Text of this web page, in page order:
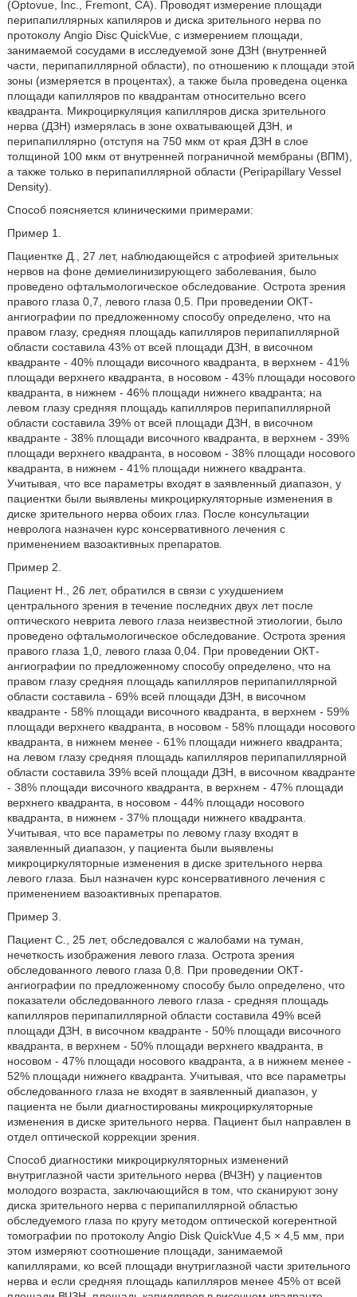
(Optovue, Inc., Fremont, CA). Проводят измерение площади
перипапиллярных капиляров и диска зрительного нерва по
протоколу Angio Disc QuickVue, с измерением площади,
занимаемой сосудами в исследуемой зоне ДЗН (внутренней
части, перипапиллярной области), по отношению к площади этой
зоны (измеряется в процентах), а также была проведена оценка
площади капилляров по квадрантам относительно всего
квадранта. Микроциркуляция капилляров диска зрительного
нерва (ДЗН) измерялась в зоне охватывающей ДЗН, и
перипапиллярно (отступя на 750 мкм от края ДЗН в слое
толщиной 100 мкм от внутренней пограничной мембраны (ВПМ),
а также только в перипапиллярной области (Peripapillary Vessel
Density).
Способ поясняется клиническими примерами:
Пример 1.
Пациентке Д., 27 лет, наблюдающейся с атрофией зрительных
нервов на фоне демиелинизирующего заболевания, было
проведено офтальмологическое обследование. Острота зрения
правого глаза 0,7, левого глаза 0,5. При проведении ОКТ-
ангиографии по предложенному способу определено, что на
правом глазу, средняя площадь капилляров перипапиллярной
области составила 43% от всей площади ДЗН, в височном
квадранте - 40% площади височного квадранта, в верхнем - 41%
площади верхнего квадранта, в носовом - 43% площади носового
квадранта, в нижнем - 46% площади нижнего квадранта; на
левом глазу средняя площадь капилляров перипапиллярной
области составила 39% от всей площади ДЗН, в височном
квадранте - 38% площади височного квадранта, в верхнем - 39%
площади верхнего квадранта, в носовом - 38% площади носового
квадранта, в нижнем - 41% площади нижнего квадранта.
Учитывая, что все параметры входят в заявленный диапазон, у
пациентки были выявлены микроциркуляторные изменения в
диске зрительного нерва обоих глаз. После консультации
невролога назначен курс консервативного лечения с
применением вазоактивных препаратов.
Пример 2.
Пациент Н., 26 лет, обратился в связи с ухудшением
центрального зрения в течение последних двух лет после
оптического неврита левого глаза неизвестной этиологии, было
проведено офтальмологическое обследование. Острота зрения
правого глаза 1,0, левого глаза 0,04. При проведении ОКТ-
ангиографии по предложенному способу определено, что на
правом глазу средняя площадь капилляров перипапиллярной
области составила - 69% всей площади ДЗН, в височном
квадранте - 58% площади височного квадранта, в верхнем - 59%
площади верхнего квадранта, в носовом - 58% площади носового
квадранта, в нижнем менее - 61% площади нижнего квадранта;
на левом глазу средняя площадь капилляров перипапиллярной
области составила 39% всей площади ДЗН, в височном квадранте
- 38% площади височного квадранта, в верхнем - 47% площади
верхнего квадранта, в носовом - 44% площади носового
квадранта, в нижнем - 37% площади нижнего квадранта.
Учитывая, что все параметры по левому глазу входят в
заявленный диапазон, у пациента были выявлены
микроциркуляторные изменения в диске зрительного нерва
левого глаза. Был назначен курс консервативного лечения с
применением вазоактивных препаратов.
Пример 3.
Пациент С., 25 лет, обследовался с жалобами на туман,
нечеткость изображения левого глаза. Острота зрения
обследованного левого глаза 0,8. При проведении ОКТ-
ангиографии по предложенному способу было определено, что
показатели обследованного левого глаза - средняя площадь
капилляров перипапиллярной области составила 49% всей
площади ДЗН, в височном квадранте - 50% площади височного
квадранта, в верхнем - 50% площади верхнего квадранта, в
носовом - 47% площади носового квадранта, а в нижнем менее -
52% площади нижнего квадранта. Учитывая, что все параметры
обследованного глаза не входят в заявленный диапазон, у
пациента не были диагностированы микроциркуляторные
изменения в диске зрительного нерва. Пациент был направлен в
отдел оптической коррекции зрения.
Способ диагностики микроциркуляторных изменений
внутриглазной части зрительного нерва (ВЧЗН) у пациентов
молодого возраста, заключающийся в том, что сканируют зону
диска зрительного нерва с перипапиллярной областью
обследуемого глаза по кругу методом оптической когерентной
томографии по протоколу Angio Disk QuickVue 4,5 × 4,5 мм, при
этом измеряют соотношение площади, занимаемой
капиллярами, ко всей площади внутриглазной части зрительного
нерва и если средняя площадь капилляров менее 45% от всей